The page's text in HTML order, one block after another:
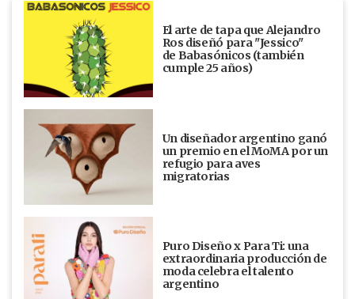
El arte de tapa que Alejandro
Ros diseñó para "Jessico"
de Babasónicos (también
cumple 25 años)
Un diseñador argentino ganó
un premio en el MoMA por un
refugio para aves
migratorias
Puro Diseño x Para Ti: una
extraordinaria producción de
moda celebra el talento
argentino